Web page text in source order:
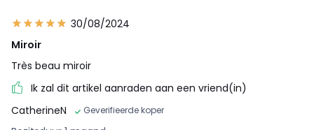
30/08/2024
Miroir
Très beau miroir
Ik zal dit artikel aanraden aan een vriend(in)
CatherineN
Geverifieerde koper